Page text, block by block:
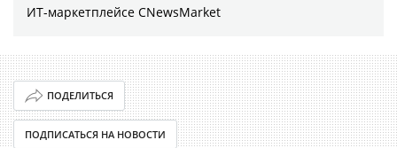
ИТ-маркетплейсе CNewsMarket
ПОДЕЛИТЬСЯ
ПОДПИСАТЬСЯ НА НОВОСТИ